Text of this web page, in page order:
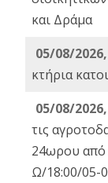
και Δράμα
05/08/
κτήρια
05/08/
τις
24ωρου από
Ω/18:00/05-